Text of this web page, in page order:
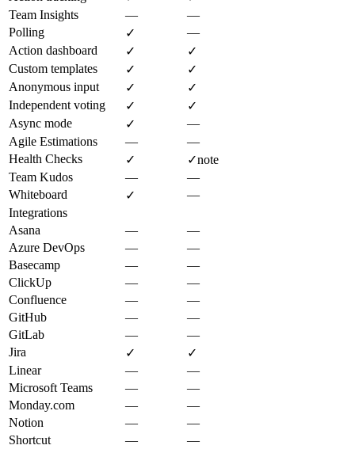
Team Insights
—
—
Polling
✓
—
Action dashboard
✓
✓
Custom templates
✓
✓
Anonymous input
✓
✓
Independent voting
✓
✓
Async mode
✓
—
Agile Estimations
—
—
Health Checks
✓ ✓note
Team Kudos
—
—
Whiteboard
✓
—
Integrations
Asana
—
—
Azure DevOps
—
—
Basecamp
—
—
ClickUp
—
—
Confluence
—
—
GitHub
—
—
GitLab
—
—
Jira
✓
✓
Linear
—
—
Microsoft Teams
—
—
Monday.com
—
—
Notion
—
—
Shortcut
—
—